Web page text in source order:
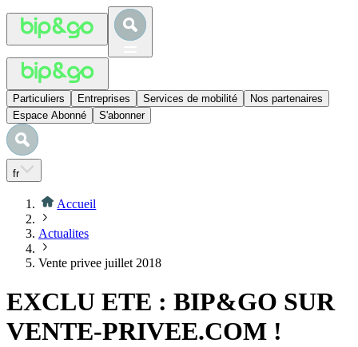
Particuliers Entreprises Services de mobilité
Nos partenaires
Espace Abonné
S'abonner
fr
Accueil
Actualites
Vente privee juillet 2018
EXCLU ETE : BIP&GO SUR
VENTE-PRIVEE.COM !